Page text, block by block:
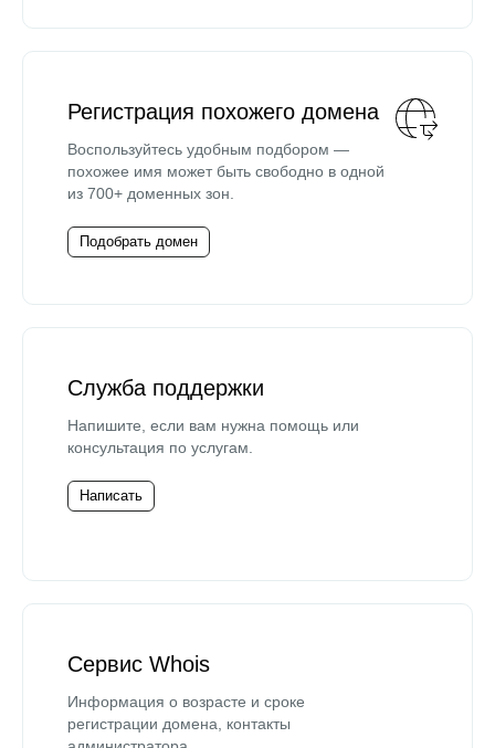
Регистрация похожего домена
Воспользуйтесь удобным подбором —
похожее имя может быть свободно в одной
из 700+ доменных зон.
Подобрать домен
Служба поддержки
Напишите, если вам нужна помощь или
консультация по услугам.
Написать
Сервис Whois
Информация о возрасте и сроке
регистрации домена, контакты